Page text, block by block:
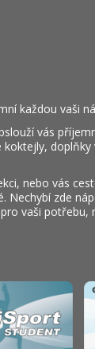
každou vaši
vás
doplňky
nebo vás
Nechybí zde
vaši potřebu,